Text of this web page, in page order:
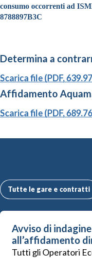
consumo occorrenti ad
8788897B3C
Determina a
Scarica file (PDF,
Affidamento
Scarica file (PDF,
Tutte le gare e contratti
Avviso di
all’affidamento
Tutti gli Operatori